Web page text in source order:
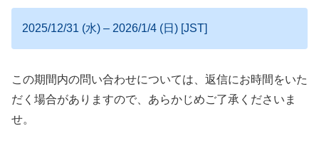
2025/12/31 (水) – 2026/1/4 (日) [JST]
この期間内の問い合わせについては、返信にお時間をいた
だく場合がありますので、あらかじめご了承くださいま
せ。